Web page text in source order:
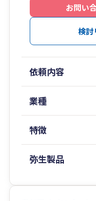
創業時や法人設立
こと、やっておい
を付けていいかわ
わからないといった
ついてもサポートを
ばよいのでしょう
や相続、時として廃
なければなりませ
お問い
検討
依頼内容
業種
特徴
弥生製品